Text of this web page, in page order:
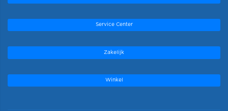
Service Center
Zakelijk
Winkel